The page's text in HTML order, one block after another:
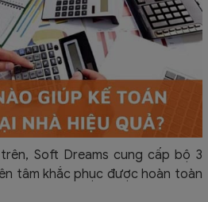
Soft Dreams cung cấp bộ 3
tâm khắc phục được hoàn toàn